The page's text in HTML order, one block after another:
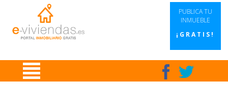
PUBLICA TU
INMUEBLE
¡GRATIS!